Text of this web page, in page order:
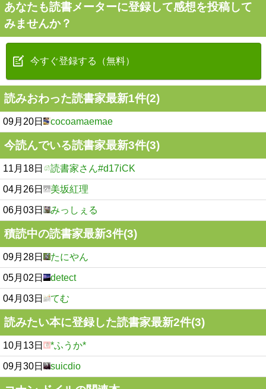
あなたも読書メーターに登録して感想を投稿して
みませんか？
今すぐ登録する（無料）
読みおわった読書家最新1件(2)
09月20日 cocoamaemae
今読んでいる読書家最新3件(3)
11月18日 読書家さん#d17iCK
04月26日 美坂紅理
06月03日 みっしぇる
積読中の読書家最新3件(3)
09月28日 たにやん
05月02日 detect
04月03日 てむ
読みたい本に登録した読書家最新2件(3)
10月13日 *ふうか*
09月30日 suicdio